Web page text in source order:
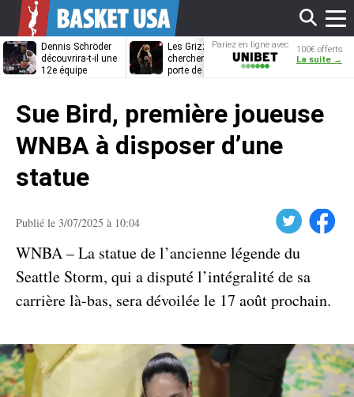
Dennis Schröder
découvrira-t-il une
12e équipe
Les Grizzlies
cherchent déjà une
porte de sortie
Dwane Casey
bientôt coach
Pariez en ligne avec
Unibet
100€ offerts
La suite →
Sue Bird, première joueuse
WNBA à disposer d’une
statue
Publié le 3/07/2025 à 10:04 Facebook
WNBA – La statue de l’ancienne légende du
Seattle Storm, qui a disputé l’intégralité de sa
carrière là-bas, sera dévoilée le 17 août prochain.